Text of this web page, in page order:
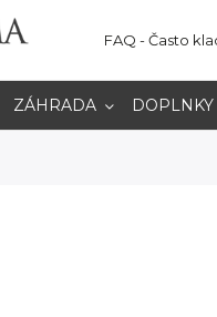
FAQ - Často
ZÁHRADA DOPLNKY